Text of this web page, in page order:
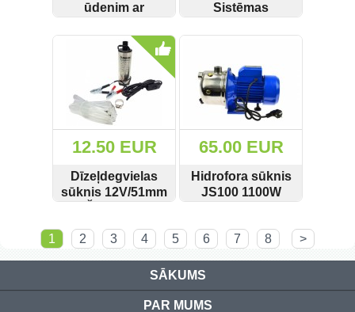
ūdenim ar
3750W Onex OX-
7778/CP-8802
SKATĪT PIRKT
Sistēmas
Sūknis
KD10479
SKATĪT PIRKT
12.50 EUR
Dīzeļdegvielas
sūknis 12V/51mm
65.00 EUR
Hidrofora sūknis
JS100 1100W
1 2 3 4 5 6 7 8 >
SĀKUMS
PAR MUMS